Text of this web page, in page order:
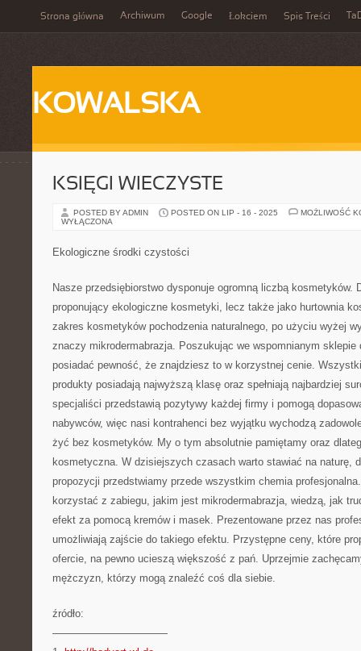
Strona główna Archiwum Google Łokciem Spis Treści
KOWALSKA
KSIĘGI WIECZYSTE
POSTED BY ADMIN POSTED ON LIP - 16 - 2025
MOŻLIWOŚĆ
WYŁĄCZONA
Ekologiczne środki czystości
Nasze przedsiębiorstwo dysponuje ogromną liczbą kosmetyków.
proponujący ekologiczne kosmetyki, lecz także jako hurtownia
zakres kosmetyków pochodzenia naturalnego, po użyciu wyżej
znaczy mikrodermabrazja. Poszukując we wspomnianym sklepie
posiadać pewność, że znajdziesz to w korzystnej cenie.
produkty posiadają najwyższą klasę oraz spełniają najbardziej
specjaliści przedstawią pozytywy każdej firmy i pomogą
nabywców, więc nasi kontrahenci bez wyjątku wychodzą
żyć bez kosmetyków. My o tym absolutnie pamiętamy oraz
kosmetyczna. W dzisiejszych czasach warto stawiać na naturę,
propozycji przedstwiamy przede wszystkim chemia
korzystać z zabiegu, jakim jest mikrodermabrazja, wiedzą, jak
efekt za pomocą kremów i masek. Prezentowane przez nas
umożliwiają zajście do takiego efektu. Przystępne ceny, które
ofercie, na pewno ucieszą większość z pań. Uprzejmie
mężczyzn, którzy mogą znaleźć coś dla siebie.
źródło:
———————————